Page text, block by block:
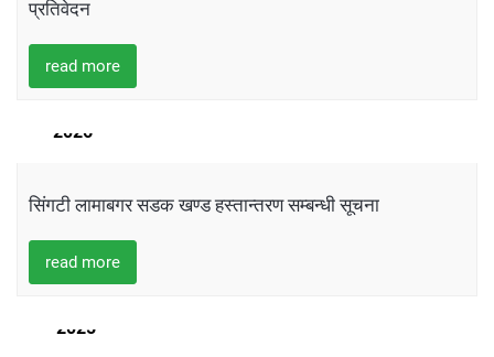
प्रतिवेदन
read more
05
2026
सिंगटी लामाबगर सडक खण्ड हस्तान्तरण सम्बन्धी सूचना
read more
22
2025